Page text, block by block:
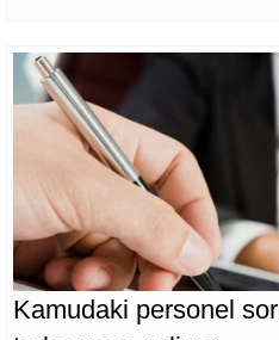
Ehliyet yenileme ile ilgili
soruların cevapları
Kamudaki personel